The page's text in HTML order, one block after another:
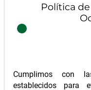
Política
Cumplimos con
establecidos para